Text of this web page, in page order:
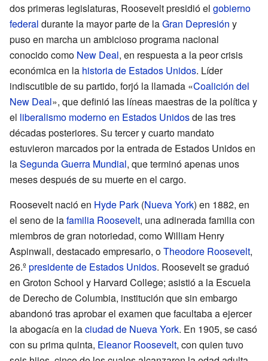
dos primeras legislaturas, Roosevelt presidió el gobierno
federal durante la mayor parte de laGran Depresión y
puso en marcha un ambicioso programa nacional
conocido como New Deal, en respuesta a la peor crisis
económica en la historia de Estados Unidos. Líder
indiscutible de su partido, forjó la llamada «Coalición del
New Deal», que definió las líneas maestras de la política y
el liberalismo moderno en Estados Unidosde las tres
décadas posteriores. Su tercer y cuarto mandato
estuvieron marcados por la entrada de Estados Unidos en
laSegunda Guerra Mundial, que terminó apenas unos
meses después de su muerte en el cargo.
Roosevelt nació en Hyde Park (Nueva York) en 1882, en
el seno de lafamilia Roosevelt, una adinerada familia con
miembros de gran notoriedad, comoWilliam Henry
Aspinwall, destacado empresario, oTheodore Roosevelt,
26.ºpresidente de Estados Unidos. Roosevelt se graduó
en Groton School y Harvard College; asistió a la Escuela
de Derecho de Columbia, institución que sin embargo
abandonó tras aprobar el examen que facultaba a ejercer
la abogacía en laciudad de Nueva York. En 1905, se casó
con su prima quinta, Eleanor Roosevelt, con quien tuvo